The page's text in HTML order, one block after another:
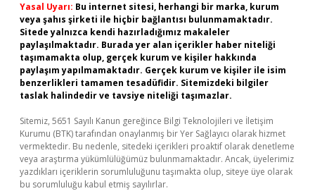
Yasal Uyarı: Bu internet sitesi, herhangi bir marka, kurum
veya şahıs şirketi ile hiçbir bağlantısı bulunmamaktadır.
Sitede yalnızca kendi hazırladığımız makaleler
paylaşılmaktadır. Burada yer alan içerikler haber niteliği
taşımamakta olup, gerçek kurum ve kişiler hakkında
paylaşım yapılmamaktadır. Gerçek kurum ve kişiler ile isim
benzerlikleri tamamen tesadüfidir. Sitemizdeki bilgiler
taslak halindedir ve tavsiye niteliği taşımazlar.
Sitemiz, 5651 Sayılı Kanun gereğince Bilgi Teknolojileri ve İletişim
Kurumu (BTK) tarafından onaylanmış bir Yer Sağlayıcı olarak hizmet
vermektedir. Bu nedenle, sitedeki içerikleri proaktif olarak denetleme
veya araştırma yükümlülüğümüz bulunmamaktadır. Ancak, üyelerimiz
yazdıkları içeriklerin sorumluluğunu taşımakta olup, siteye üye olarak
bu sorumluluğu kabul etmiş sayılırlar.